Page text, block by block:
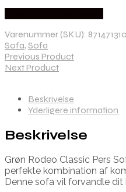
Varenummer (SKU):
Sofa, Sofa
Previous Product
Next Product
Beskrivelse
Yderligere information
Beskrivelse
Grøn Rodeo Classic Pers
perfekte kombination af
Denne sofa vil forvandle